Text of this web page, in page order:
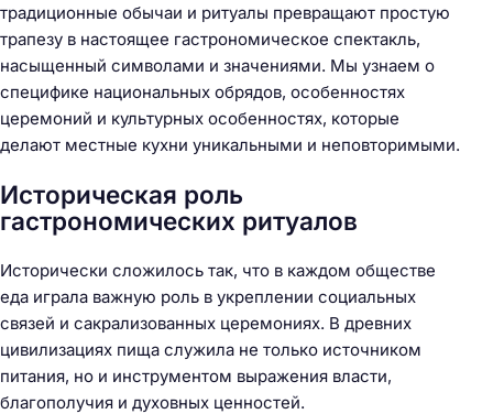
традиционные обычаи и ритуалы превращают простую
трапезу в настоящее гастрономическое спектакль,
насыщенный символами и значениями. Мы узнаем о
специфике национальных обрядов, особенностях
церемоний и культурных особенностях, которые
делают местные кухни уникальными и неповторимыми.
Историческая роль
гастрономических ритуалов
Исторически сложилось так, что в каждом обществе
еда играла важную роль в укреплении социальных
связей и сакрализованных церемониях. В древних
цивилизациях пища служила не только источником
питания, но и инструментом выражения власти,
благополучия и духовных ценностей.